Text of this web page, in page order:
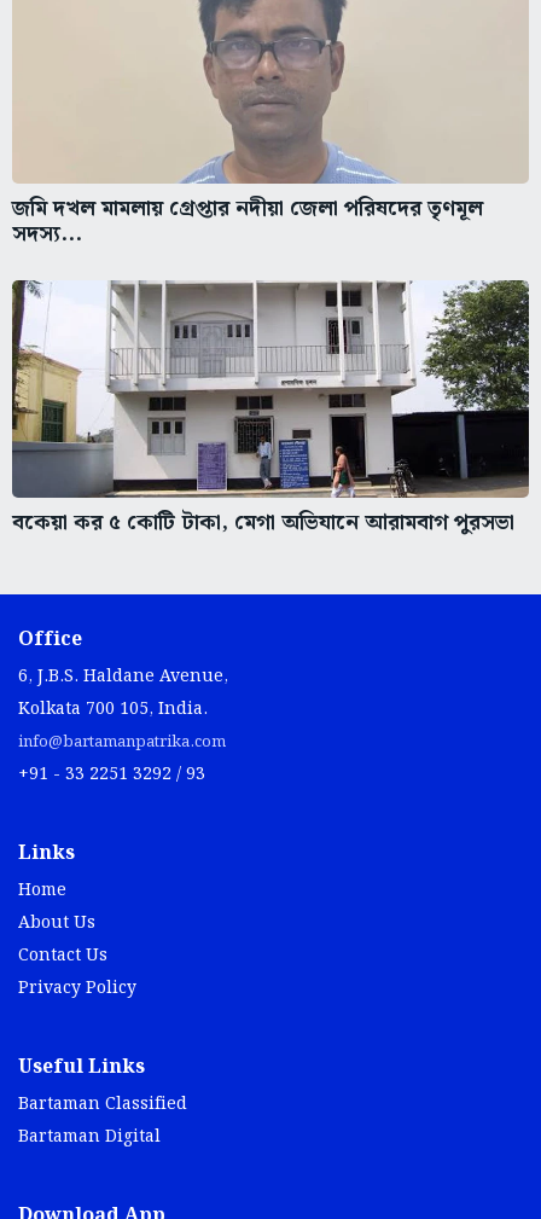
জমি দখল মামলায় গ্রেপ্তার নদীয়া জেলা পরিষদের তৃণমূল
সদস্য...
বকেয়া কর ৫ কোটি টাকা, মেগা অভিযানে আরামবাগ পুরসভা
Office
6, J.B.S. Haldane Avenue,
Kolkata 700 105, India.
info@bartamanpatrika.com
+91 - 33 2251 3292 / 93
Links
Home
About Us
Contact Us
Privacy Policy
Useful Links
Bartaman Classified
Bartaman Digital